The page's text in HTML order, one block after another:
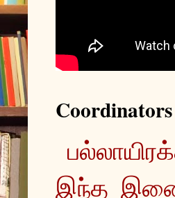
இந்த